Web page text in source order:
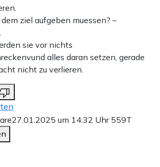
ziel aufgeben muessen? –
sie vor nichts
alles daran setzen, gerade
nicht zu verlieren.
27.01.2025 um 14:32 Uhr 559T